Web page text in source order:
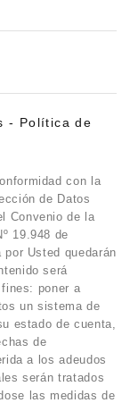
- Política de
con la
de Datos
Convenio de la
19.948 de
Usted quedarán
será
poner a
un sistema de
estado de cuenta,
de
a los adeudos
serán tratados
las medidas de